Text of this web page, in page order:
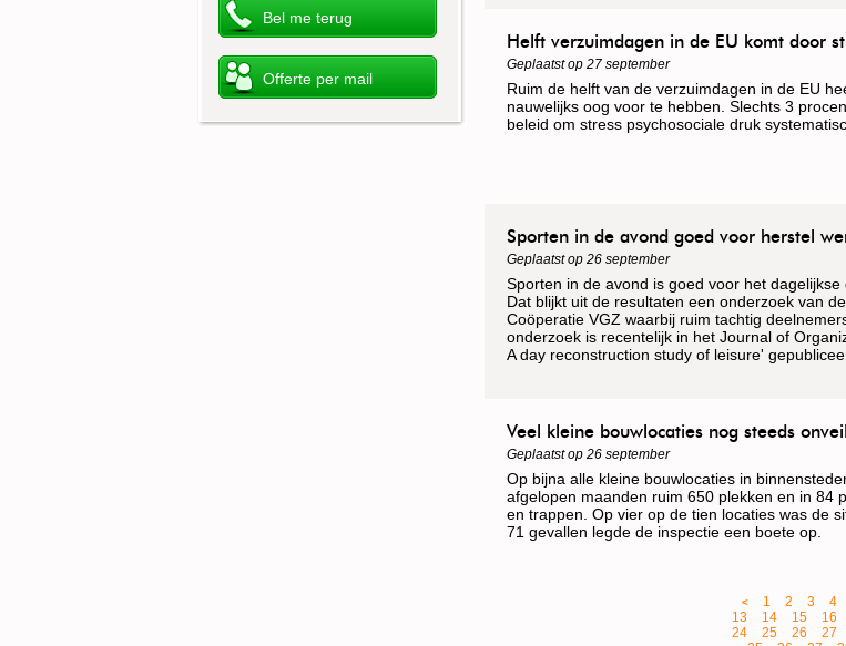
Helft verzuimdagen in de EU komt door
Geplaatst op 27 september
Ruim de helft van de verzuimdagen in de EU
nauwelijks oog voor te hebben. Slechts 3
beleid om stress psychosociale druk
Sporten in de avond goed voor herstel
Geplaatst op 26 september
Sporten in de avond is goed voor het
Dat blijkt uit de resultaten een onderzoek van
Coöperatie VGZ waarbij ruim tachtig
onderzoek is recentelijk in het Journal of
A day reconstruction study of leisure'
Veel kleine bouwlocaties nog steeds
Geplaatst op 26 september
Op bijna alle kleine bouwlocaties in
afgelopen maanden ruim 650 plekken en in 84
en trappen. Op vier op de tien locaties was de
71 gevallen legde de inspectie een boete op.
< 1 2 3 4
13
14 15 16
24
25 26 27